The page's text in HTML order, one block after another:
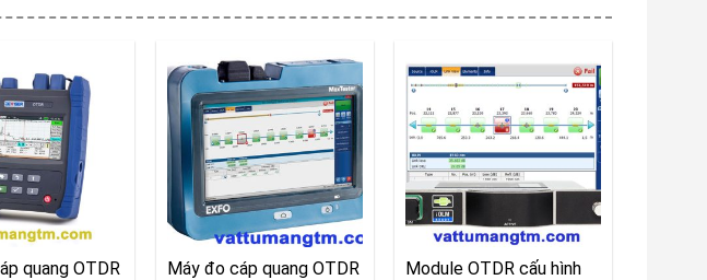
quang OTDR
Máy đo cáp quang OTDR
Module OTDR cấu hình